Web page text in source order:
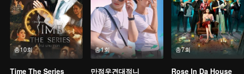
총10회
Time The Series
총1회
만점우견대적니
총7회
Rose In Da House